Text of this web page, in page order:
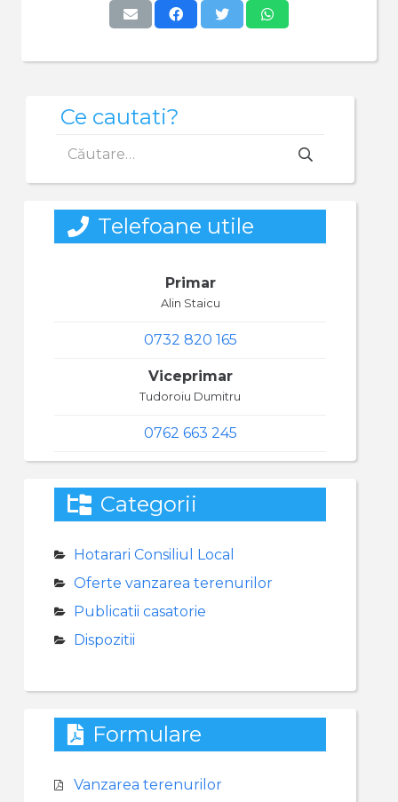
Ce cautati?
după:
Telefoane utile
Primar
Alin Staicu
0732 820 165
Viceprimar
Tudoroiu Dumitru
0762 663 245
Categorii
Hotarari Consiliul Local
Oferte vanzarea terenurilor
Publicatii casatorie
Dispozitii
Formulare
Vanzarea terenurilor